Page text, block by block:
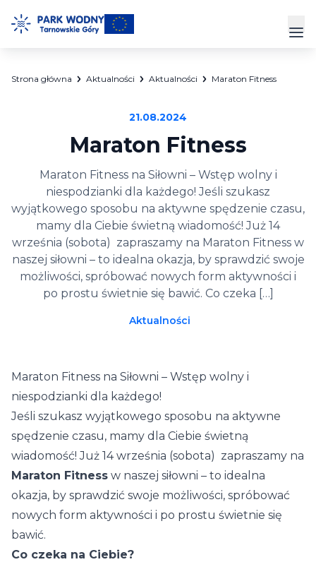
do
Park Wodny
Cennik
Strefa Klienta
Kontakt
Strona główna Aktualności Aktualności Maraton Fitness
21.08.2024
Maraton Fitness
Maraton Fitness na Siłowni – Wstęp wolny i
niespodzianki dla każdego! Jeśli szukasz
wyjątkowego sposobu na aktywne spędzenie czasu,
mamy dla Ciebie świetną wiadomość! Już 14
września (sobota) zapraszamy na Maraton Fitness w
naszej siłowni – to idealna okazja, by sprawdzić swoje
możliwości, spróbować nowych form aktywności i
po prostu świetnie się bawić. Co czeka […]
Aktualności
Maraton Fitness na Siłowni – Wstęp wolny i
niespodzianki dla każdego!
Jeśli szukasz wyjątkowego sposobu na aktywne
spędzenie czasu, mamy dla Ciebie świetną
wiadomość! Już 14 września (sobota) zapraszamy na
Maraton Fitness w naszej siłowni – to idealna
okazja, by sprawdzić swoje możliwości, spróbować
nowych form aktywności i po prostu świetnie się
bawić.
Co czeka na Ciebie?